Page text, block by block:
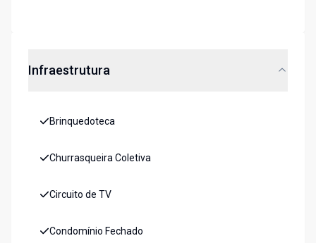
Infraestrutura
Brinquedoteca
Churrasqueira Coletiva
Circuito de TV
Condomínio Fechado